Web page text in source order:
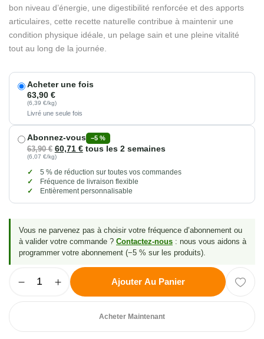
bon niveau d’énergie, une digestibilité renforcée et des apports
articulaires, cette recette naturelle contribue à maintenir une
condition physique idéale, un pelage sain et une pleine vitalité
tout au long de la journée.
Acheter une fois
63,90 €
(6,39 €/kg)
Livré une seule fois
Abonnez-vous −5 %
63,90€ 60,71 € tous les 2 semaines
(6,07 €/kg)
5 % de réduction sur toutes vos commandes
Fréquence de livraison flexible
Entièrement personnalisable
Vous ne parvenez pas à choisir votre fréquence d’abonnement ou
à valider votre commande ? Contactez-nous : nous vous aidons à
programmer votre abonnement (−5 % sur les produits).
Ajouter Au Panier
Acheter Maintenant